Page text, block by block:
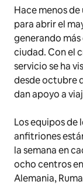
Hace menos
para abrir el
generando
ciudad. Con el
servicio se ha
desde octubre
dan apoyo a
Los equipos de
anfitriones
la semana en
ocho centros
Alemania,